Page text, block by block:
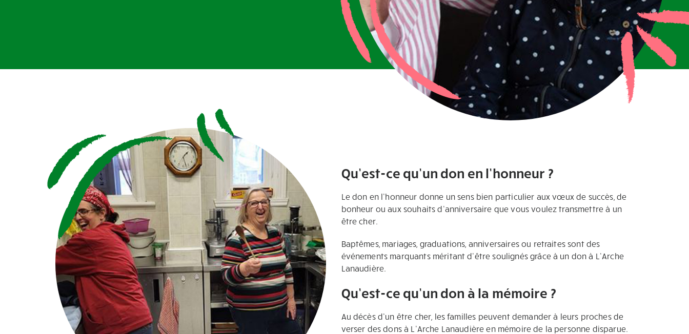
Qu’est-ce qu’un don en l’honneur ?
Le don en l’honneur donne un sens bien particulier aux vœux de succès, de
bonheur ou aux souhaits d’anniversaire que vous voulez transmettre à un
être cher.
Baptêmes, mariages, graduations, anniversaires ou retraites sont des
événements marquants méritant d’être soulignés grâce à un don à L’Arche
Lanaudière.
Qu’est-ce qu’un don à la mémoire ?
Au décès d’un être cher, les familles peuvent demander à leurs proches de
verser des dons à L’Arche Lanaudière en mémoire de la personne disparue.